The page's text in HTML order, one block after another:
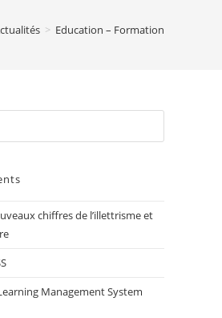
> Education – Formation
chiffres de l’illettrisme et
Management System